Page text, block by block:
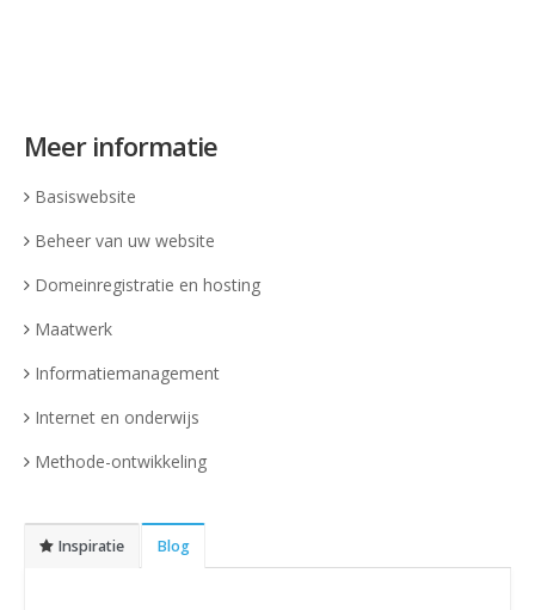
Meer informatie
Basiswebsite
Beheer van uw website
Domeinregistratie en hosting
Maatwerk
Informatiemanagement
Internet en onderwijs
Methode-ontwikkeling
Inspiratie Blog